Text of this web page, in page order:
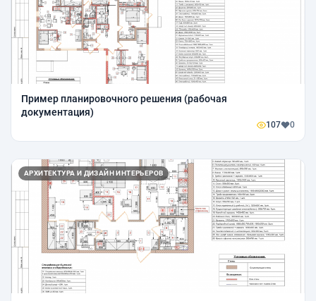
Пример планировочного решения (рабочая
документация)
107 0
АРХИТЕКТУРА И ДИЗАЙН ИНТЕРЬЕРОВ